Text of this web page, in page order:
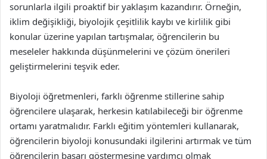
sorunlarla ilgili proaktif bir yaklaşım kazandırır. Örneğin,
iklim değişikliği, biyolojik çeşitlilik kaybı ve kirlilik gibi
konular üzerine yapılan tartışmalar, öğrencilerin bu
meseleler hakkında düşünmelerini ve çözüm önerileri
geliştirmelerini teşvik eder.
Biyoloji öğretmenleri, farklı öğrenme stillerine sahip
öğrencilere ulaşarak, herkesin katılabileceği bir öğrenme
ortamı yaratmalıdır. Farklı eğitim yöntemleri kullanarak,
öğrencilerin biyoloji konusundaki ilgilerini artırmak ve tüm
öğrencilerin başarı göstermesine yardımcı olmak